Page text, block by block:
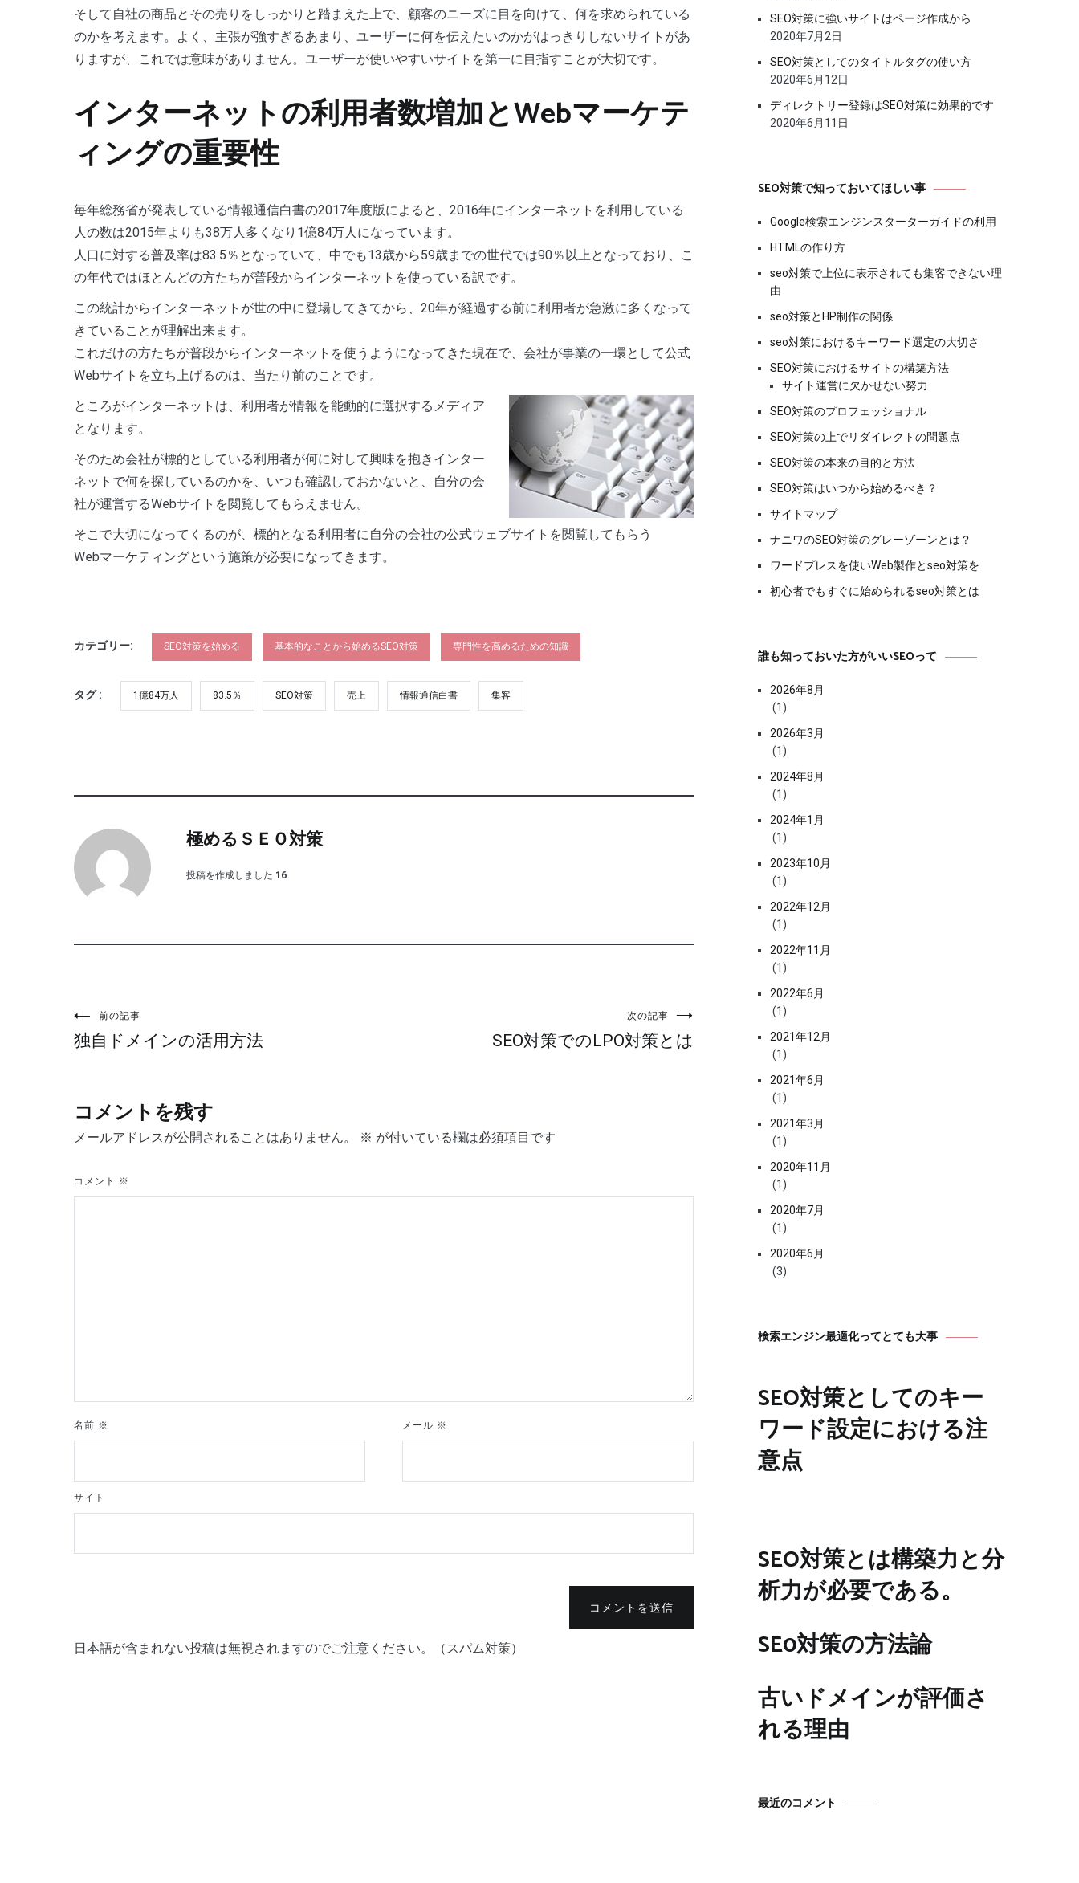
そして自社の商品とその売りをしっかりと踏まえた上で、顧客のニーズに目を向けて、何を求められている
のかを考えます。よく、主張が強すぎるあまり、ユーザーに何を伝えたいのかがはっきりしないサイトがあ
りますが、これでは意味がありません。ユーザーが使いやすいサイトを第一に目指すことが大切です。
インターネットの利用者数増加とWebマーケテ
ィングの重要性
毎年総務省が発表している情報通信白書の2017年度版によると、2016年にインターネットを利用している
人の数は2015年よりも38万人多くなり1億84万人になっています。
人口に対する普及率は83.5％となっていて、中でも13歳から59歳までの世代では90％以上となっており、こ
の年代ではほとんどの方たちが普段からインターネットを使っている訳です。
この統計からインターネットが世の中に登場してきてから、20年が経過する前に利用者が急激に多くなって
きていることが理解出来ます。
これだけの方たちが普段からインターネットを使うようになってきた現在で、会社が事業の一環として公式
Webサイトを立ち上げるのは、当たり前のことです。
ところがインターネットは、利用者が情報を能動的に選択するメディア
となります。
そのため会社が標的としている利用者が何に対して興味を抱きインター
ネットで何を探しているのかを、いつも確認しておかないと、自分の会
社が運営するWebサイトを閲覧してもらえません。
そこで大切になってくるのが、標的となる利用者に自分の会社の公式ウェブサイトを閲覧してもらう
Webマーケティングという施策が必要になってきます。
カテゴリー: SEO対策を始める 基本的なことから始めるSEO対策 専門性を高めるための知識
タグ : 1億84万人 83.5％ SEO対策 売上 情報通信白書 集客
極めるＳＥＯ対策
投稿を作成しました 16
投
ナ
ビ
ゲ
前の記事
独自ドメインの活用方法
次の記事
SEO対策でのLPO対策とは
コメントを残す
メールアドレスが公開されることはありません。 ※ が付いている欄は必須項目です
コメント ※
名前 ※ メール ※
サイト
コメントを送信
日本語が含まれない投稿は無視されますのでご注意ください。（スパム対策）
SEO対策に強いサイトはページ作成から
2020年7月2日
SEO対策としてのタイトルタグの使い方
2020年6月12日
ディレクトリー登録はSEO対策に効果的です
2020年6月11日
SEO対策で知っておいてほしい事
Google検索エンジンスターターガイドの利用
HTMLの作り方
seo対策で上位に表示されても集客できない理
由
seo対策とHP制作の関係
seo対策におけるキーワード選定の大切さ
SEO対策におけるサイトの構築方法
サイト運営に欠かせない努力
SEO対策のプロフェッショナル
SEO対策の上でリダイレクトの問題点
SEO対策の本来の目的と方法
SEO対策はいつから始めるべき？
サイトマップ
ナニワのSEO対策のグレーゾーンとは？
ワードプレスを使いWeb製作とseo対策を
初心者でもすぐに始められるseo対策とは
誰も知っておいた方がいいSEOって
2026年8月
(1)
2026年3月
(1)
2024年8月
(1)
2024年1月
(1)
2023年10月
(1)
2022年12月
(1)
2022年11月
(1)
2022年6月
(1)
2021年12月
(1)
2021年6月
(1)
2021年3月
(1)
2020年11月
(1)
2020年7月
(1)
2020年6月
(3)
検索エンジン最適化ってとても大事
SEO対策としてのキー
ワード設定における注
意点
SEO対策とは構築力と分
析力が必要である。
SE0対策の方法論
古いドメインが評価さ
れる理由
最近のコメント